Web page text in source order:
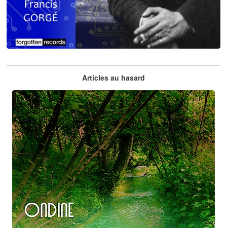
Articles au hasard